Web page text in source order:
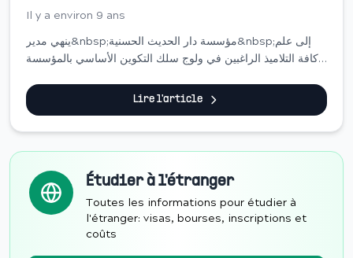
Il y a environ 9 ans
ينهي مدير&nbsp;مؤسسة دار الحديث الحسنية&nbsp;إلى علم
كافة التلاميذ الراغبين في ولوج سلك التكوين الأساسي بالمؤسسة
فيه ثمانية فصول منها فصلان تحضي...
Lire l'article
Étudier à l'étranger
Toutes les informations pour étudier à
l'étranger: visas, bourses, inscriptions et
coûts